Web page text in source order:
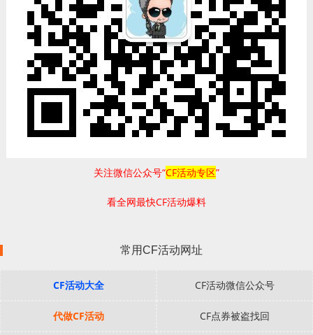
关注微信公众号“CF活动专区”
看全网最快CF活动爆料
常用CF活动网址
CF活动大全 CF活动微信公众号
代做CF活动 CF点券被盗找回